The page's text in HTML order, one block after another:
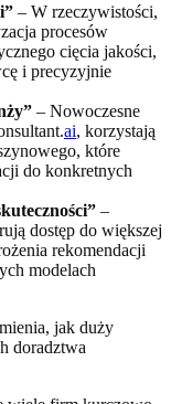
– W rzeczywistości,
procesów
cięcia jakości,
i precyzyjnie
– Nowoczesne
ai, korzystają
które
do konkretnych
–
dostęp do większej
rekomendacji
modelach
jak duży
doradztwa